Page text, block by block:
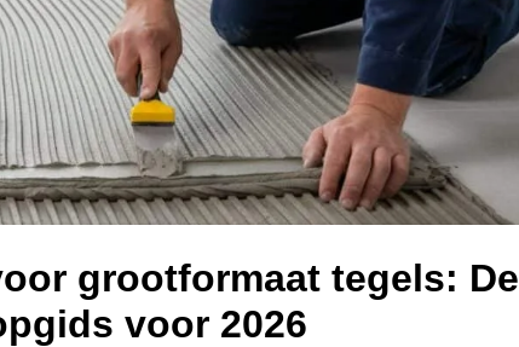
grootformaat tegels: De
voor 2026